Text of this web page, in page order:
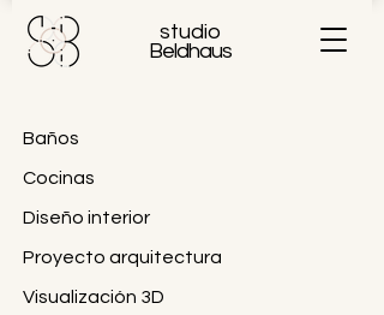
studio
Beldhaus
Baños
Cocinas
Diseño interior
Proyecto arquitectura
Visualización 3D